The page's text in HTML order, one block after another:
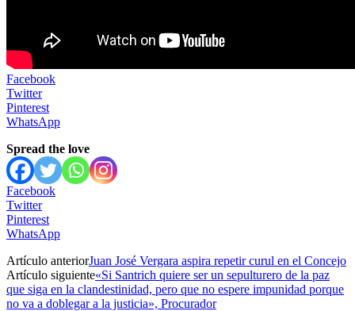
Facebook
Twitter
Pinterest
WhatsApp
Spread the love
Facebook
Twitter
Pinterest
WhatsApp
Artículo anteriorJuan José Vergara aspira repetir curul en el Concejo
Artículo siguiente«Si Santrich quiere ser un sepulturero de la paz
que siga en la clandestinidad, pero que no espere impunidad porque
no va a doblegar a la justicia», Procurador